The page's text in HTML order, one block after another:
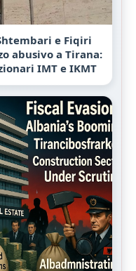
e Fiqiri
abusivo a Tirana:
IMT e IKMT